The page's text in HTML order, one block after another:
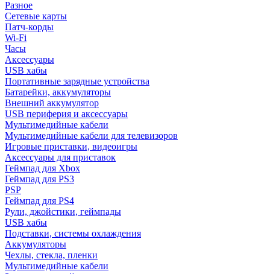
Разное
Сетевые карты
Патч-корды
Wi-Fi
Часы
Аксессуары
USB хабы
Портативные зарядные устройства
Батарейки, аккумуляторы
Внешний аккумулятор
USB периферия и аксессуары
Мультимедийные кабели
Мультимедийные кабели для телевизоров
Игровые приставки, видеоигры
Аксессуары для приставок
Геймпад для Xbox
Геймпад для PS3
PSP
Геймпад для PS4
Рули, джойстики, геймпады
USB хабы
Подставки, системы охлаждения
Аккумуляторы
Чехлы, стекла, пленки
Мультимедийные кабели